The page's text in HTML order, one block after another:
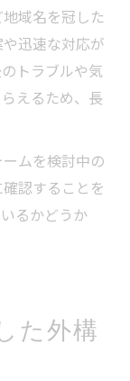
域名を冠した
迅速な対応が
トラブルや気
えるため、長
ムを検討中の
認することを
るかどうか
た外構